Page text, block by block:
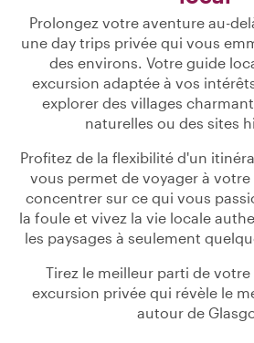
Prolongez votre aventure au-
une day trips privée qui vous
des environs. Votre guide
excursion adaptée à vos
explorer des villages
naturelles ou des sites
Profitez de la flexibilité d'un
vous permet de voyager à
concentrer sur ce qui vous
la foule et vivez la vie locale
les paysages à seulement
Tirez le meilleur parti de
excursion privée qui révèle le
autour de